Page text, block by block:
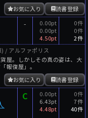
読書登録
お気に入り
-
0.00pt
0.00pt
4.50pt
0件
0件
2件
/ アルファポリス
屋。しかしその真の姿は、大
報復屋」。
読書登録
お気に入り
C
0.00pt
6.43pt
4.48pt
0件
7件
40件